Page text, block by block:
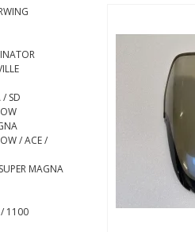
/ SD
/ ACE /
MAGNA
1100